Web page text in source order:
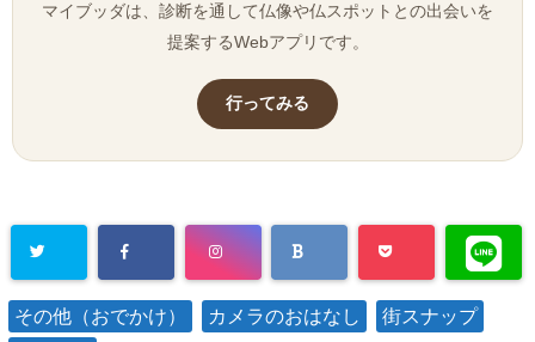
マイブッダは、診断を通して仏像や仏スポットとの出会いを
提案するWebアプリです。
行ってみる
その他（おでかけ） カメラのおはなし
街スナップ